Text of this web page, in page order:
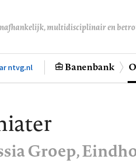
multidisciplinair en
ntvg.nl Banenbank
Groep,